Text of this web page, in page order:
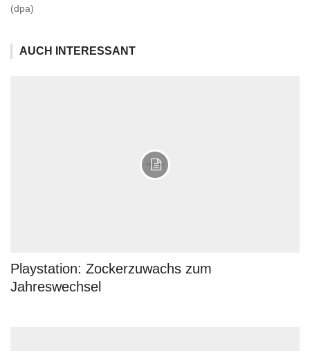
(dpa)
AUCH INTERESSANT
Playstation: Zockerzuwachs zum
Jahreswechsel